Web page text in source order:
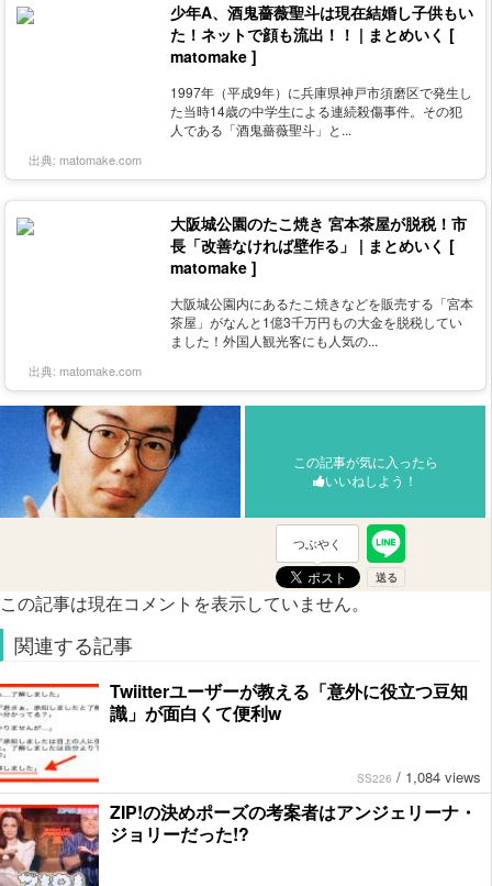
少年A、酒鬼薔薇聖斗は現在結婚し子供もい
た！ネットで顔も流出！！ | まとめいく [
matomake ]
1997年（平成9年）に兵庫県神戸市須磨区で発生し
た当時14歳の中学生による連続殺傷事件。その犯
人である「酒鬼薔薇聖斗」と...
出典: matomake.com
大阪城公園のたこ焼き 宮本茶屋が脱税！市
長「改善なければ壁作る」 | まとめいく [
matomake ]
大阪城公園内にあるたこ焼きなどを販売する「宮本
茶屋」がなんと1億3千万円もの大金を脱税してい
ました！外国人観光客にも人気の...
出典: matomake.com
この記事が気に入ったら
いいねしよう！
つぶやく
この記事は現在コメントを表示していません。
関連する記事
Twiitterユーザーが教える「意外に役立つ豆知
識」が面白くて便利w
SS226 / 1,084 views
ZIP!の決めポーズの考案者はアンジェリーナ・
ジョリーだった!?